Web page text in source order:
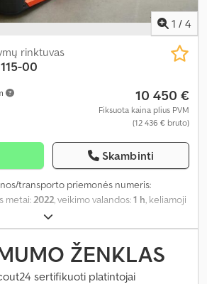
1 / 4
rinktuvas
00
10 450 €
Fiksuota kaina plius PVM
(12 436 € bruto)
Skambinti
transporto priemonės numeris:
metai:2022, veikimo valandos:1 h, keliamoji
1 612 mm
mm, stiebo tipas:simpleksas, baterijos
įtampa: 24 V, šakių laikiklio plotis:
mm, tuščias svoris:1 050 kg, bendras
elektra,
ŽENKLAS
sertifikuoti platintojai